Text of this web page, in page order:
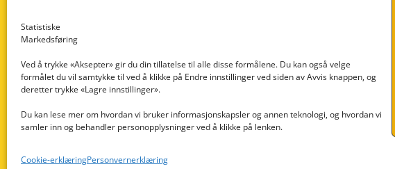
Statistiske
Markedsføring
Ved å trykke «Aksepter» gir du din tillatelse til alle disse formålene. Du kan også velge
formålet du vil samtykke til ved å klikke på Endre innstillinger ved siden av Avvis knappen, og
deretter trykke «Lagre innstillinger».
Du kan lese mer om hvordan vi bruker informasjonskapsler og annen teknologi, og hvordan vi
samler inn og behandler personopplysninger ved å klikke på lenken.
Cookie-erklæringPersonvernerklæring
Nedre Nøttveit 60, 5238 Rådal
Org. nr: 996430022